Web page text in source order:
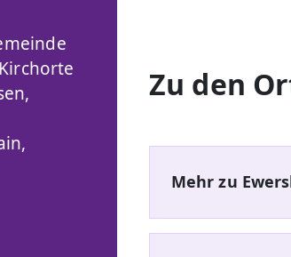
Zu den
Mehr zu